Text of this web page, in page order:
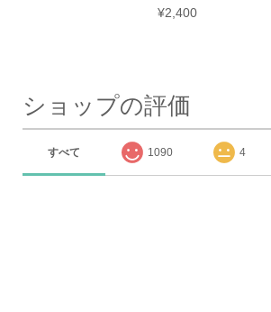
¥2,400
ショップの評価
すべて 1090 4